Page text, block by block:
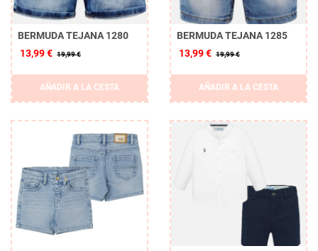
BERMUDA TEJANA 1280
13,99 € 19,99 €
AÑADIR A LA CESTA
BERMUDA TEJANA 1285
13,99 € 19,99 €
AÑADIR A LA CESTA